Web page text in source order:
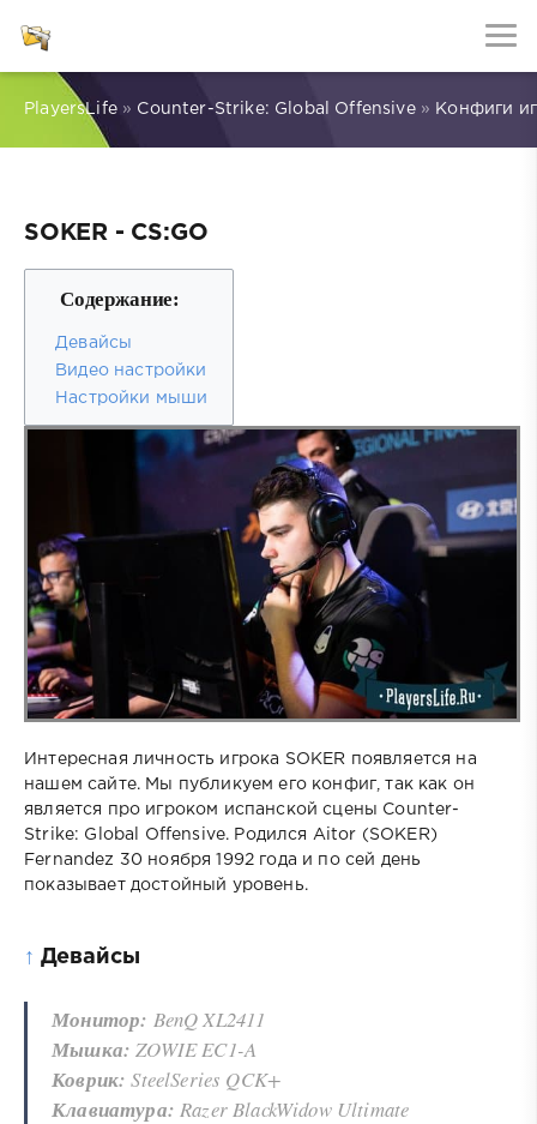
PlayersLife» Counter-Strike: Global Offensive» Конфиги
SOKER - CS:GO
Содержание:
Девайсы
Видео настройки
Настройки мыши
Интересная личность игрока SOKER появляется на
нашем сайте. Мы публикуем его конфиг, так как он
является про игроком испанской сцены Counter-
Strike: Global Offensive. Родился Aitor (SOKER)
Fernandez 30 ноября 1992 года и по сей день
показывает достойный уровень.
↑ Девайсы
Монитор: BenQ XL2411
Мышка: ZOWIE EC1-A
Коврик: SteelSeries QCK+
Клавиатура: Razer BlackWidow Ultimate